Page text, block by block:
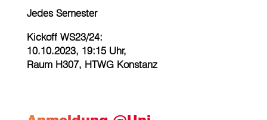
Jedes Semester
Kickoff WS23/24:
10.10.2023, 19:15 Uhr,
Raum H307, HTWG Konstanz